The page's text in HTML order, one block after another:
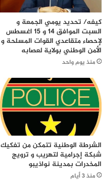
كيفه/ تحديد يومي الجمعة و
السبت الموافق 14 و 15 اغسطس
لإحصاء متقاعدي القوات المسلحة و
الأمن الوطني بولاية لعصابه
منذ يوم واحد
الشرطة الوطنية تتمكن من تفكيك
شبكة إجرامية لتهريب و ترويج
المخدرات بمدينة نواذيبو
منذ 3 أيام